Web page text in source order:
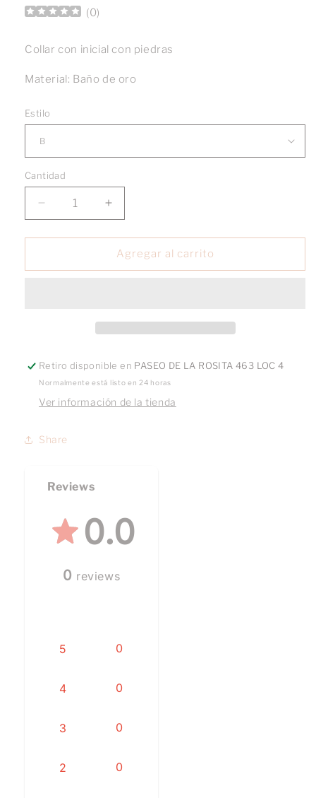
(0)
Collar con inicial con piedras
Material: Baño de oro
Estilo
Cantidad
Reducir
cantidad
para
Bubble
Aumentar
cantidad
para
Inicial
Bubble
Agregar al carrito
Retiro disponible en PASEO DE LA ROSITA 463 LOC 4
Normalmente está listo en 24 horas
Ver información de la tienda
Share
Reviews
0.0
0 reviews
5 0
4 0
3 0
2 0